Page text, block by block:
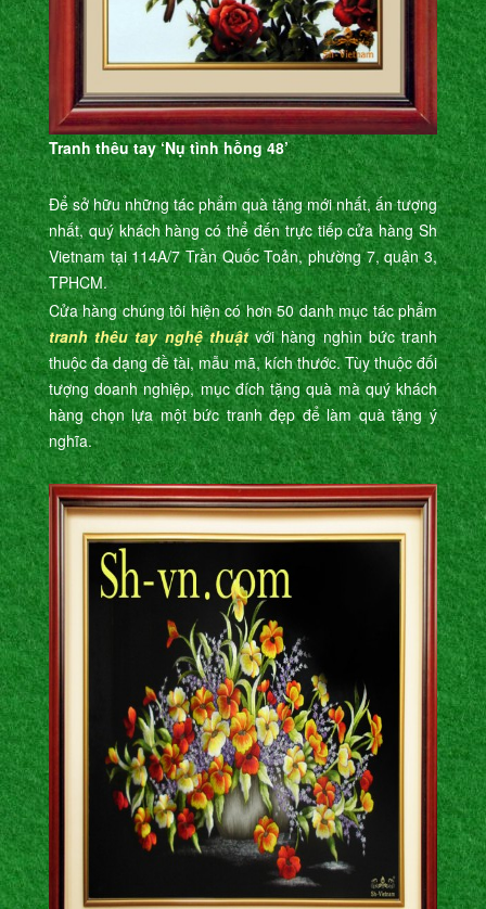
Tranh thêu tay ‘Nụ tình hồng 48’
Để sở hữu những tác phẩm quà tặng mới nhất, ấn tượng
nhất, quý khách hàng có thể đến trực tiếp cửa hàng Sh
Vietnam tại 114A/7 Trần Quốc Toản, phường 7, quận 3,
TPHCM.
Cửa hàng chúng tôi hiện có hơn 50 danh mục tác phẩm
tranh thêu tay nghệ thuật với hàng nghìn bức tranh
thuộc đa dạng đề tài, mẫu mã, kích thước. Tùy thuộc đối
tượng doanh nghiệp, mục đích tặng quà mà quý khách
hàng chọn lựa một bức tranh đẹp để làm quà tặng ý
nghĩa.